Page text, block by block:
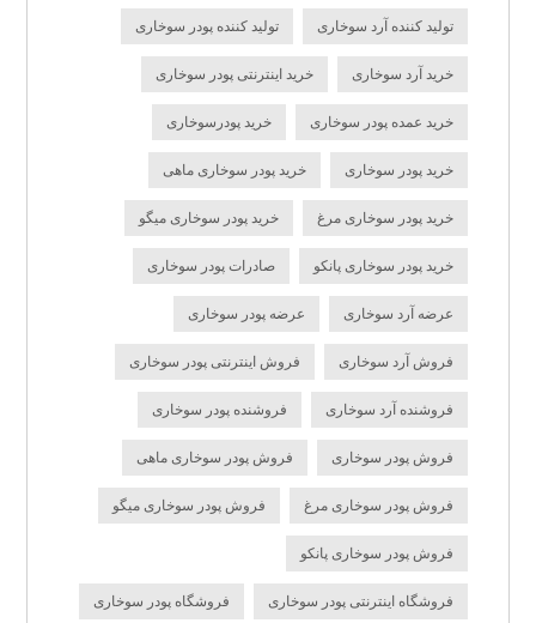
تولید کننده آرد سوخاری تولید کننده پودر سوخاری
خرید آرد سوخاری خرید اینترنتی پودر سوخاری
خرید عمده پودر سوخاری خرید پودرسوخاری
خرید پودر سوخاری خرید پودر سوخاری ماهی
خرید پودر سوخاری مرغ خرید پودر سوخاری میگو
خرید پودر سوخاری پانکو صادرات پودر سوخاری
عرضه آرد سوخاری عرضه پودر سوخاری
فروش آرد سوخاری فروش اینترنتی پودر سوخاری
فروشنده آرد سوخاری فروشنده پودر سوخاری
فروش پودر سوخاری فروش پودر سوخاری ماهی
فروش پودر سوخاری مرغ فروش پودر سوخاری میگو
فروش پودر سوخاری پانکو
فروشگاه اینترنتی پودر سوخاری فروشگاه پودر سوخاری